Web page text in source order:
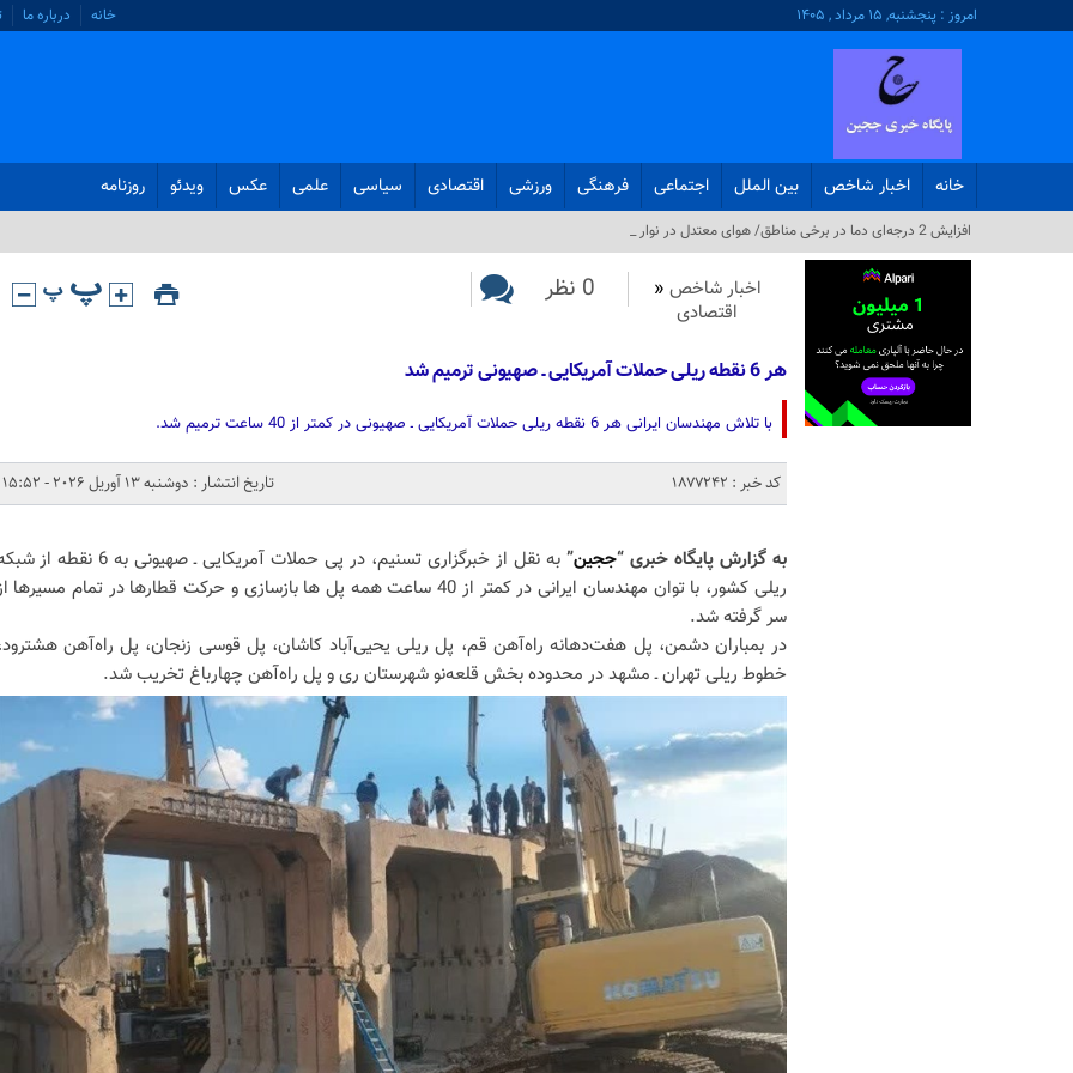
امروز : پنجشنبه, ۱۵ مرداد , ۱۴۰۵ خانه درباره ما
خانه اخبار شاخص بین الملل اجتماعی فرهنگی ورزشی اقتصادی سیاسی علمی عکس ویدئو روزنامه
افزایش 2 درجه‌ای دما در برخی مناطق/ هوای معتدل در نوار شمالی ایران_
اخبار شاخص «
اقتصادی
0 نظر
هر 6 نقطه ریلی ‌حملات آمریکایی ـ صهیونی ترمیم شد
با تلاش مهندسان ایرانی هر 6 نقطه ریلی ‌حملات آمریکایی ـ صهیونی در کمتر از 40 ساعت ترمیم شد.
کد خبر : 1877242 تاریخ انتشار : دوشنبه 13 آوریل 2026 - 15:52
به گزارش پایگاه خبری “ججین”
به نقل از خبرگزاری تسنیم، در پی حملات آمریکایی ـ صهیونی به 6 نقطه
ریلی کشور، با توان مهندسان ایرانی در کمتر از 40 ساعت همه پل ها بازسازی و حرکت قطارها در تمام مسیرها
سر گرفته شد.
‌در بمباران دشمن، پل هفت‌دهانه راه‌آهن قم، پل ریلی یحیی‌آباد کاشان‌، پل قوسی زنجان، پل راه‌آهن
خطوط ریلی تهران ـ مشهد در محدوده بخش قلعه‌نو شهرستان ری و پل راه‌آهن چهارباغ تخریب شد.